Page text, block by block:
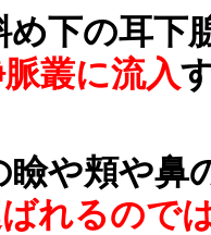
め下の耳下
叢に流入
や頬や鼻
れるので